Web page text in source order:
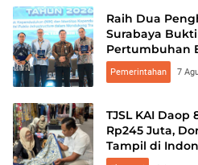
Raih Dua
Surabaya
Pertumbuhan
Pemerintahan 7
TJSL KAI Daop
Rp245 Juta,
Tampil di